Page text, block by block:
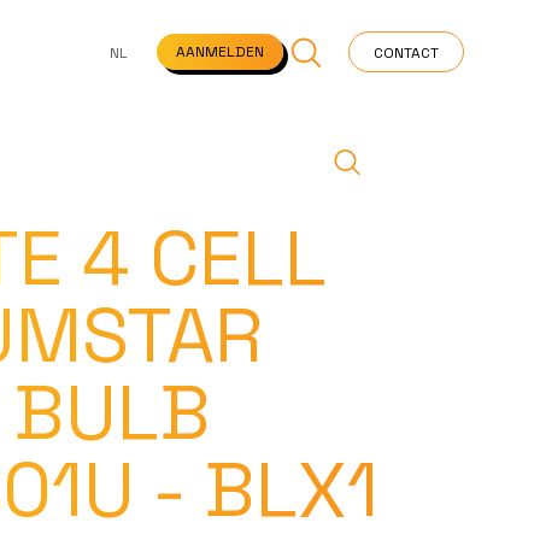
VEELGESTELDE VRAGEN STARTPAGINA NEWS
NL AANMELDEN CONTACT
4 CELL
- BLX1